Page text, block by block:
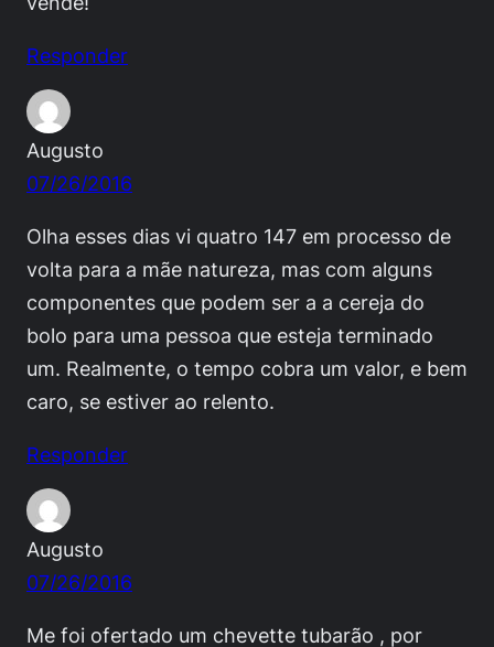
Responder
Augusto
07/26/2016
Olha esses dias vi quatro 147 em processo de
volta para a mãe natureza, mas com alguns
componentes que podem ser a a cereja do
bolo para uma pessoa que esteja terminado
um. Realmente, o tempo cobra um valor, e bem
caro, se estiver ao relento.
Responder
Augusto
07/26/2016
Me foi ofertado um chevette tubarão , por